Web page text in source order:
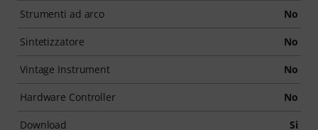
Strumenti ad arco No
Sintetizzatore No
Vintage Instrument No
Hardware Controller No
Download Si